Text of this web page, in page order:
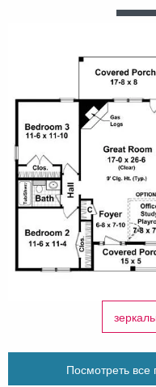
Посмотреть все